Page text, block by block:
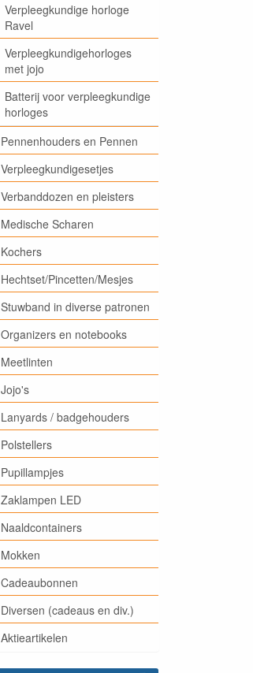
Verpleegkundige horloge
Ravel
Verpleegkundigehorloges
met jojo
Batterij voor verpleegkundige
horloges
Pennenhouders en Pennen
Verpleegkundigesetjes
Verbanddozen en pleisters
Medische Scharen
Kochers
Hechtset/Pincetten/Mesjes
Stuwband in diverse patronen
Organizers en notebooks
Meetlinten
Jojo's
Lanyards / badgehouders
Polstellers
Pupillampjes
Zaklampen LED
Naaldcontainers
Mokken
Cadeaubonnen
Diversen (cadeaus en div.)
Aktieartikelen